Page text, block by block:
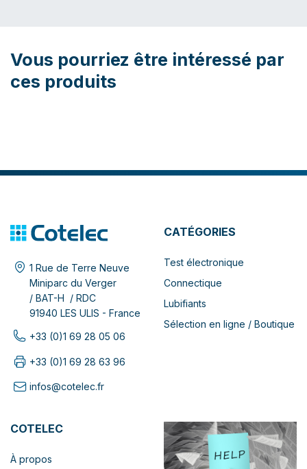
Vous pourriez être intéressé par
ces produits
1 Rue de Terre Neuve
Miniparc du Verger
/ BAT-H / RDC
91940 LES ULIS - France
+33 (0)1 69 28 05 06
+33 (0)1 69 28 63 96
infos@cotelec.fr
CATÉGORIES
Test électronique
Connectique
Lubifiants
Sélection en ligne / Boutique
COTELEC
À propos